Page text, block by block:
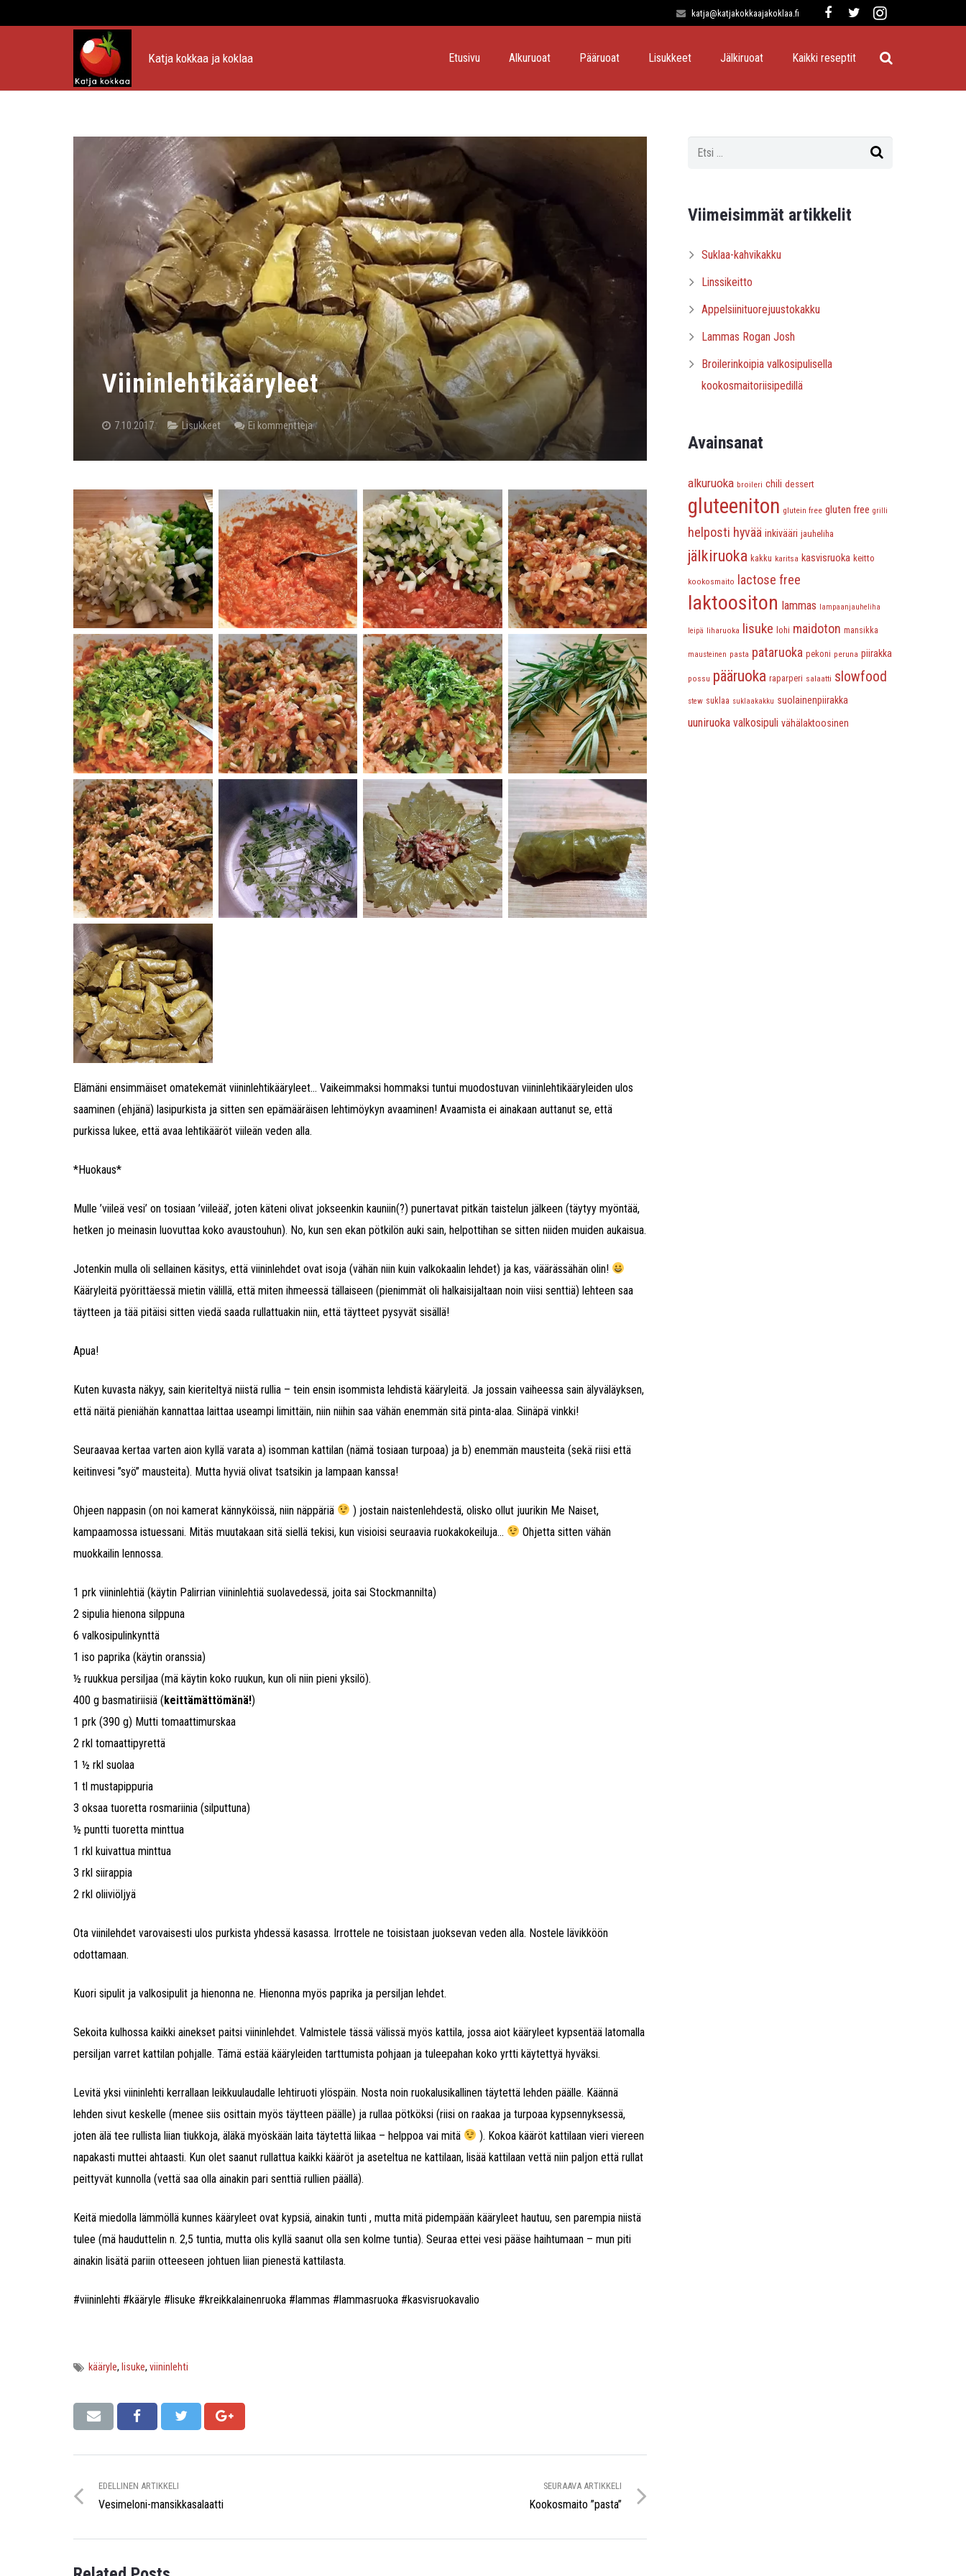
katja@katjakokkaajakoklaa.fi
Katja kokkaa ja koklaa Etusivu Alkuruoat Pääruoat Lisukkeet Jälkiruoat Kaikki reseptit
Viininlehtikääryleet
7.10.2017 Lisukkeet Ei kommentteja
Elämäni ensimmäiset omatekemät viininlehtikääryleet… Vaikeimmaksi hommaksi tuntui muodostuvan viininlehtikääryleiden ulos
saaminen (ehjänä) lasipurkista ja sitten sen epämääräisen lehtimöykyn avaaminen! Avaamista ei ainakaan auttanut se, että
purkissa lukee, että avaa lehtikääröt viileän veden alla.
*Huokaus*
Mulle ’viileä vesi’ on tosiaan ’viileää’, joten käteni olivat jokseenkin kauniin(?) punertavat pitkän taistelun jälkeen (täytyy myöntää,
hetken jo meinasin luovuttaa koko avaustouhun). No, kun sen ekan pötkilön auki sain, helpottihan se sitten niiden muiden aukaisua.
Jotenkin mulla oli sellainen käsitys, että viininlehdet ovat isoja (vähän niin kuin valkokaalin lehdet) ja kas, väärässähän olin!
Kääryleitä pyörittäessä mietin välillä, että miten ihmeessä tällaiseen (pienimmät oli halkaisijaltaan noin viisi senttiä) lehteen saa
täytteen ja tää pitäisi sitten viedä saada rullattuakin niin, että täytteet pysyvät sisällä!
Apua!
Kuten kuvasta näkyy, sain kieriteltyä niistä rullia – tein ensin isommista lehdistä kääryleitä. Ja jossain vaiheessa sain älyväläyksen,
että näitä pieniähän kannattaa laittaa useampi limittäin, niin niihin saa vähän enemmän sitä pinta-alaa. Siinäpä vinkki!
Seuraavaa kertaa varten aion kyllä varata a) isomman kattilan (nämä tosiaan turpoaa) ja b) enemmän mausteita (sekä riisi että
keitinvesi ”syö” mausteita). Mutta hyviä olivat tsatsikin ja lampaan kanssa!
Ohjeen nappasin (on noi kamerat kännyköissä, niin näppäriä
) jostain naistenlehdestä, olisko ollut juurikin Me Naiset,
kampaamossa istuessani. Mitäs muutakaan sitä siellä tekisi, kun visioisi seuraavia ruokakokeiluja…
Ohjetta sitten vähän
muokkailin lennossa.
1 prk viininlehtiä (käytin Palirrian viininlehtiä suolavedessä, joita sai Stockmannilta)
2 sipulia hienona silppuna
6 valkosipulinkynttä
1 iso paprika (käytin oranssia)
½ ruukkua persiljaa (mä käytin koko ruukun, kun oli niin pieni yksilö).
400 g basmatiriisiä (keittämättömänä!)
1 prk (390 g) Mutti tomaattimurskaa
2 rkl tomaattipyrettä
1 ½ rkl suolaa
1 tl mustapippuria
3 oksaa tuoretta rosmariinia (silputtuna)
½ puntti tuoretta minttua
1 rkl kuivattua minttua
3 rkl siirappia
2 rkl oliiviöljyä
Ota viinilehdet varovaisesti ulos purkista yhdessä kasassa. Irrottele ne toisistaan juoksevan veden alla. Nostele lävikköön
odottamaan.
Kuori sipulit ja valkosipulit ja hienonna ne. Hienonna myös paprika ja persiljan lehdet.
Sekoita kulhossa kaikki ainekset paitsi viininlehdet. Valmistele tässä välissä myös kattila, jossa aiot kääryleet kypsentää latomalla
persiljan varret kattilan pohjalle. Tämä estää kääryleiden tarttumista pohjaan ja tuleepahan koko yrtti käytettyä hyväksi.
Levitä yksi viininlehti kerrallaan leikkuulaudalle lehtiruoti ylöspäin. Nosta noin ruokalusikallinen täytettä lehden päälle. Käännä
lehden sivut keskelle (menee siis osittain myös täytteen päälle) ja rullaa pötköksi (riisi on raakaa ja turpoaa kypsennyksessä,
joten älä tee rullista liian tiukkoja, äläkä myöskään laita täytettä liikaa – helppoa vai mitä
). Kokoa kääröt kattilaan vieri viereen
napakasti muttei ahtaasti. Kun olet saanut rullattua kaikki kääröt ja aseteltua ne kattilaan, lisää kattilaan vettä niin paljon että rullat
peittyvät kunnolla (vettä saa olla ainakin pari senttiä rullien päällä).
Keitä miedolla lämmöllä kunnes kääryleet ovat kypsiä, ainakin tunti , mutta mitä pidempään kääryleet hautuu, sen parempia niistä
tulee (mä hauduttelin n. 2,5 tuntia, mutta olis kyllä saanut olla sen kolme tuntia). Seuraa ettei vesi pääse haihtumaan – mun piti
ainakin lisätä pariin otteeseen johtuen liian pienestä kattilasta.
#viininlehti #kääryle #lisuke #kreikkalainenruoka #lammas #lammasruoka #kasvisruokavalio
kääryle, lisuke,viininlehti
EDELLINEN ARTIKKELI
Vesimeloni-mansikkasalaatti
SEURAAVA ARTIKKELI
Kookosmaito ”pasta”
Viimeisimmät artikkelit
Suklaa-kahvikakku
Linssikeitto
Appelsiinituorejuustokakku
Lammas Rogan Josh
Broilerinkoipia valkosipulisella
kookosmaitoriisipedillä
Avainsanat
alkuruoka broileri chili dessert
gluteeniton glutein free gluten free grilli
helposti hyvää inkivääri jauheliha
jälkiruoka kakku karitsa kasvisruoka keitto
kookosmaito lactose free
laktoositon lammas lampaanjauheliha
leipä liharuoka lisuke lohi maidoton mansikka
mausteinen pasta pataruoka pekoni peruna piirakka
possu pääruoka raparperi salaatti slowfood
stew suklaa suklaakakku suolainenpiirakka
uuniruoka valkosipuli vähälaktoosinen